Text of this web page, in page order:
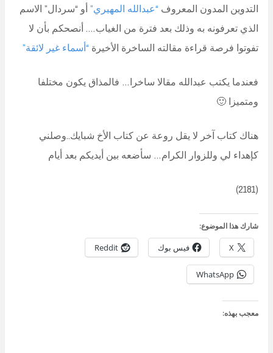
التدوين المدون المعروف “عبدالله المهيري”أو “سردال” الاسم
الذي تعرفونه به وذلك بعد فترة من الغياب…. أنصحكم بأن لا
تفوتوا فرصة قراءة مقالته الساخرة الأخيرة “أسماء غير لائقة”
فعندما يكتب عبدالله مقالا ساخرا… فالمذاق يكون مختلفا
ومتميزا 🙂
هناك كتاب آخر لا يقل روعة عن كتاب الأخ شبايك..وصلني
كإهداء لي وللزوار الكرام… سأضعه بين أيديكم بعد أيام
(2181)
شارك هذا الموضوع:
X فيس بوك Reddit
WhatsApp
معجب بهذه: